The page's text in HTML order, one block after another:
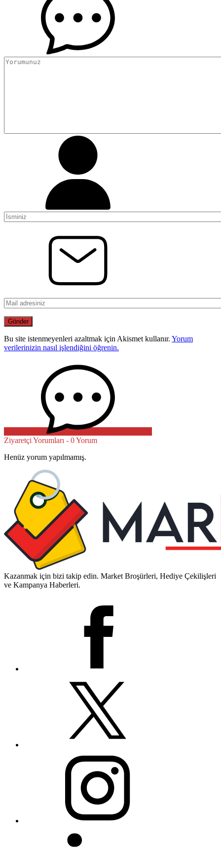
Bu site istenmeyenleri azaltmak için Akismet kullanır. Yorum
verilerinizin nasıl işlendiğini öğrenin.
Ziyaretçi Yorumları - 0 Yorum
Henüz yorum yapılmamış.
Kazanmak için bizi takip edin. Market Broşürleri, Hediye Çekilişleri
ve Kampanya Haberleri.